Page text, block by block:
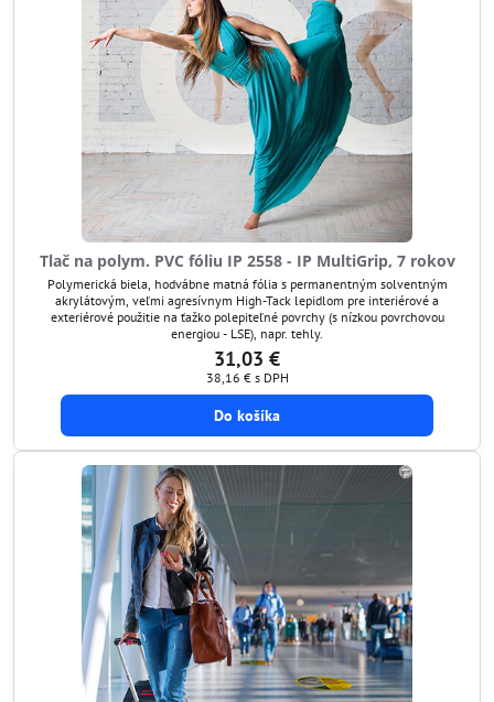
Tlač na polym. PVC fóliu IP 2558 - IP MultiGrip, 7 rokov
Polymerická biela, hodvábne matná fólia s permanentným solventným
akrylátovým, veľmi agresívnym High-Tack lepidlom pre interiérové a
exteriérové použitie na ťažko polepiteľné povrchy (s nízkou povrchovou
energiou - LSE), napr. tehly.
31,03 €
38,16 € s DPH
Do košíka